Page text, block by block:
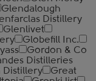
Glendalough
Distillery
Glenlivet
Globefill Inc.
Gordon & Co
Distilleries
Distillery
Great